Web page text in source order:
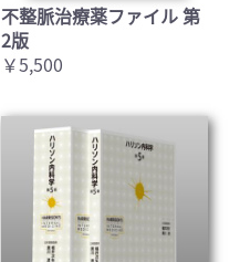
不整脈治療薬ファイル 第
2版
￥5,500